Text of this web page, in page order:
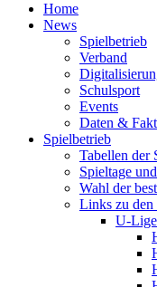
Home
News
Spielbetrieb
Verband
Schulsport
Events
Daten &
Spielbetrieb
Tabellen der
Spieltage
Wahl der
Links zu den
U-